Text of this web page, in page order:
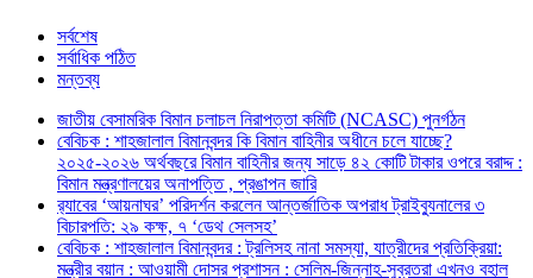
সর্বশেষ
সর্বাধিক পঠিত
মন্তব্য
জাতীয় বেসামরিক বিমান চলাচল নিরাপত্তা কমিটি (NCASC) পুনর্গঠন
বেবিচক : শাহজালাল বিমানবন্দর কি বিমান বাহিনীর অধীনে চলে যাচ্ছে?
২০২৫-২০২৬ অর্থবছরে বিমান বাহিনীর জন্য সাড়ে ৪২ কোটি টাকার ওপরে বরাদ্দ :
বিমান মন্ত্রণালয়ের অনাপত্তি , প্রঙাপন জারি
র‍্যাবের ‘আয়নাঘর’ পরিদর্শন করলেন আন্তর্জাতিক অপরাধ ট্রাইব্যুনালের ৩
বিচারপতি: ২৯ কক্ষ, ৭ ‘ডেথ সেলসহ’
বেবিচক : শাহজালাল বিমানবন্দর : ট্রলিসহ নানা সমস্যা, যাত্রীদের প্রতিক্রিয়া:
মন্ত্রীর বয়ান : আওয়ামী দোসর প্রশাসন : সেলিম-জিন্নাহ-সুব্রতরা এখনও বহাল